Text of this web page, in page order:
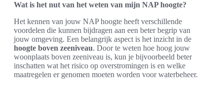
Wat is het nut van het weten van mijn NAP hoogte?
Het kennen van jouw NAP hoogte heeft verschillende
voordelen die kunnen bijdragen aan een beter begrip van
jouw omgeving. Een belangrijk aspect is het inzicht in de
hoogte boven zeeniveau. Door te weten hoe hoog jouw
woonplaats boven zeeniveau is, kun je bijvoorbeeld beter
inschatten wat het risico op overstromingen is en welke
maatregelen er genomen moeten worden voor waterbeheer.